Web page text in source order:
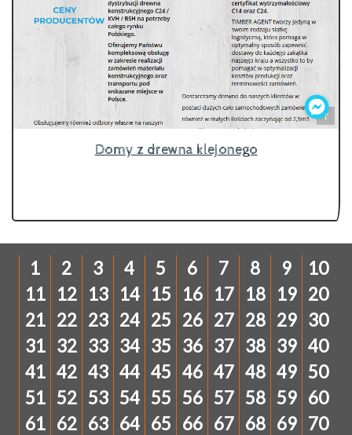
Domy z drewna klejonego
1 2 3 4 5 6 7 8 9
10
11
12 13 14 15 16 17 18 19 20
21 22 23 24 25 26 27 28 29 30
31 32 33 34 35 36 37 38 39 40
41 42 43 44 45 46 47 48 49 50
51 52 53 54 55 56 57 58 59 60
61 62 63 64 65 66 67 68 69 70